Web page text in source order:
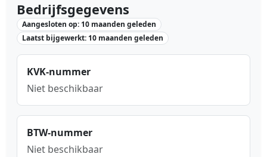
Bedrijfsgegevens
Aangesloten op: 10 maanden geleden
Laatst bijgewerkt: 10 maanden geleden
KVK-nummer
Niet beschikbaar
BTW-nummer
Niet beschikbaar